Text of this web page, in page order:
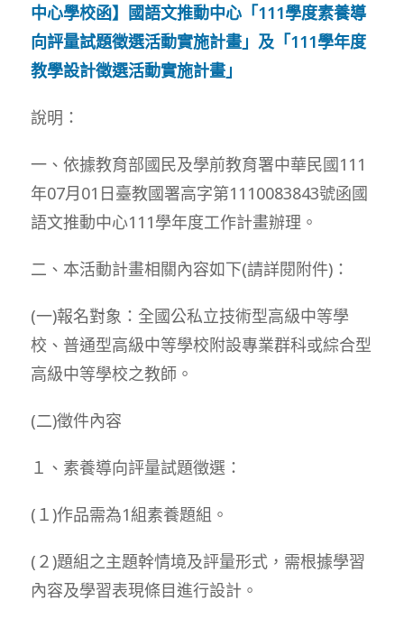
中心學校函】國語文推動中心「111學度素養導
向評量試題徵選活動實施計畫」及「111學年度
教學設計徵選活動實施計畫」
說明：
一、依據教育部國民及學前教育署中華民國111
年07月01日臺教國署高字第1110083843號函國
語文推動中心111學年度工作計畫辦理。
二、本活動計畫相關內容如下(請詳閱附件)：
(一)報名對象：全國公私立技術型高級中等學
校、普通型高級中等學校附設專業群科或綜合型
高級中等學校之教師。
(二)徵件內容
１、素養導向評量試題徵選：
(１)作品需為1組素養題組。
(２)題組之主題幹情境及評量形式，需根據學習
內容及學習表現條目進行設計。